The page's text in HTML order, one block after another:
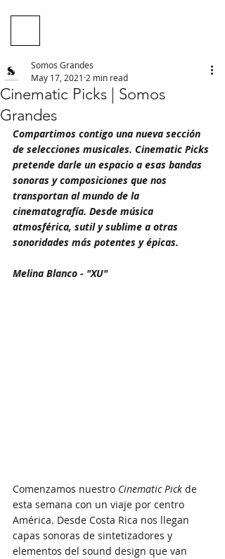
Cinematic Picks | Somos
Grandes
Somos Grandes
May 17, 2021 2 min read
Compartimos contigo una nueva sección
de selecciones musicales. Cinematic Picks
pretende darle un espacio a esas bandas
sonoras y composiciones que nos
transportan al mundo de la
cinematografía. Desde música
atmosférica, sutil y sublime a otras
sonoridades más potentes y épicas.
Melina Blanco - "XU"
Comenzamos nuestro Cinematic Pick de
esta semana con un viaje por centro
América. Desde Costa Rica nos llegan
capas sonoras de sintetizadores y
elementos del sound design que van